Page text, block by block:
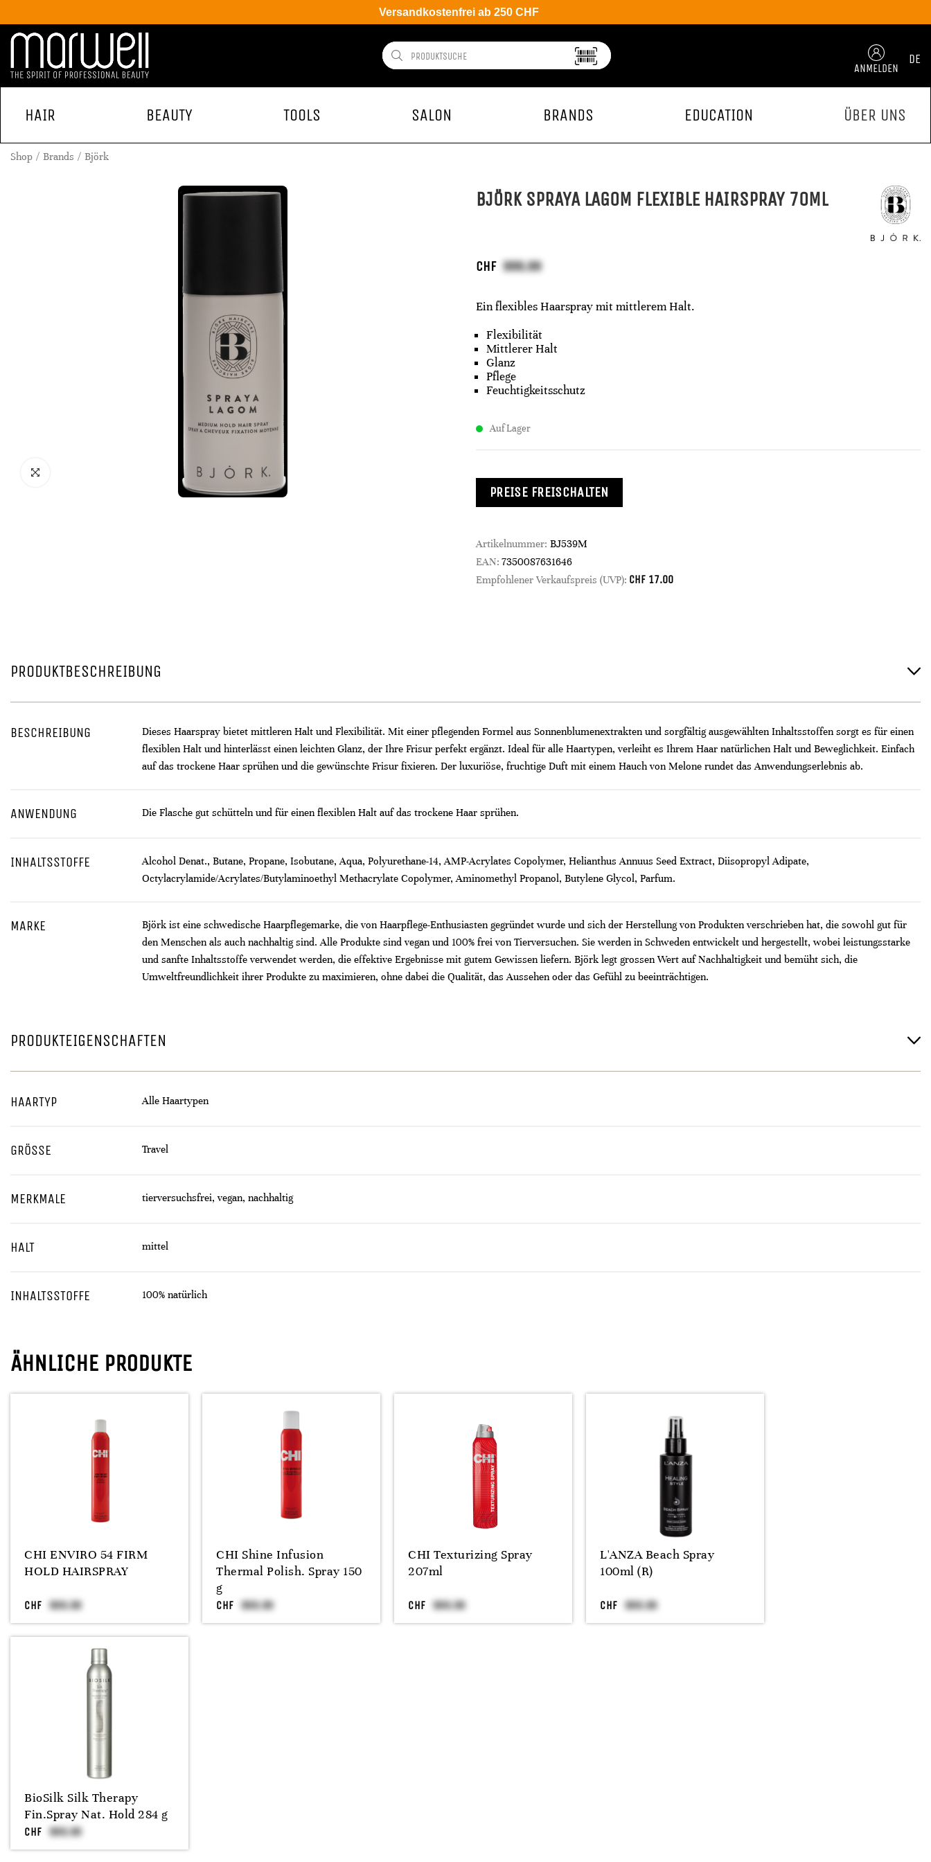
Versandkostenfrei ab 250 CHF
ANMELDEN
DE
HAIR BEAUTY TOOLS SALON BRANDS EDUCATION ÜBER UNS
Shop Brands Björk
BJÖRK SPRAYA LAGOM FLEXIBLE HAIRSPRAY 70ML
CHF
Ein flexibles Haarspray mit mittlerem Halt.
Flexibilität
Mittlerer Halt
Glanz
Pflege
Feuchtigkeitsschutz
Auf Lager
PREISE FREISCHALTEN
Artikelnummer: BJ539M
EAN: 7350087631646
Empfohlener Verkaufspreis (UVP): CHF 17.00
PRODUKTBESCHREIBUNG
BESCHREIBUNG
Dieses Haarspray bietet mittleren Halt und Flexibilität. Mit einer pflegenden Formel aus Sonnenblumenextrakten und sorgfältig ausgewählten Inhaltsstoffen sorgt es für einen
flexiblen Halt und hinterlässt einen leichten Glanz, der Ihre Frisur perfekt ergänzt. Ideal für alle Haartypen, verleiht es Ihrem Haar natürlichen Halt und Beweglichkeit. Einfach
auf das trockene Haar sprühen und die gewünschte Frisur fixieren. Der luxuriöse, fruchtige Duft mit einem Hauch von Melone rundet das Anwendungserlebnis ab.
ANWENDUNG Die Flasche gut schütteln und für einen flexiblen Halt auf das trockene Haar sprühen.
INHALTSSTOFFE
Alcohol Denat., Butane, Propane, Isobutane, Aqua, Polyurethane-14, AMP-Acrylates Copolymer, Helianthus Annuus Seed Extract, Diisopropyl Adipate,
Octylacrylamide/Acrylates/Butylaminoethyl Methacrylate Copolymer, Aminomethyl Propanol, Butylene Glycol, Parfum.
MARKE
Björk ist eine schwedische Haarpflegemarke, die von Haarpflege-Enthusiasten gegründet wurde und sich der Herstellung von Produkten verschrieben hat, die sowohl gut für
den Menschen als auch nachhaltig sind. Alle Produkte sind vegan und 100% frei von Tierversuchen. Sie werden in Schweden entwickelt und hergestellt, wobei leistungsstarke
und sanfte Inhaltsstoffe verwendet werden, die effektive Ergebnisse mit gutem Gewissen liefern. Björk legt grossen Wert auf Nachhaltigkeit und bemüht sich, die
Umweltfreundlichkeit ihrer Produkte zu maximieren, ohne dabei die Qualität, das Aussehen oder das Gefühl zu beeinträchtigen.
PRODUKTEIGENSCHAFTEN
HAARTYP Alle Haartypen
GRÖSSE Travel
MERKMALE tierversuchsfrei, vegan, nachhaltig
HALT mittel
INHALTSSTOFFE 100% natürlich
ÄHNLICHE PRODUKTE
CHI ENVIRO 54 FIRM
HOLD HAIRSPRAY
CHF
CHI Shine Infusion
Thermal Polish. Spray 150
g
CHF
CHI Texturizing Spray
207ml
CHF
L'ANZA Beach Spray
100ml (R)
CHF
BioSilk Silk Therapy
Fin.Spray Nat. Hold 284 g
CHF